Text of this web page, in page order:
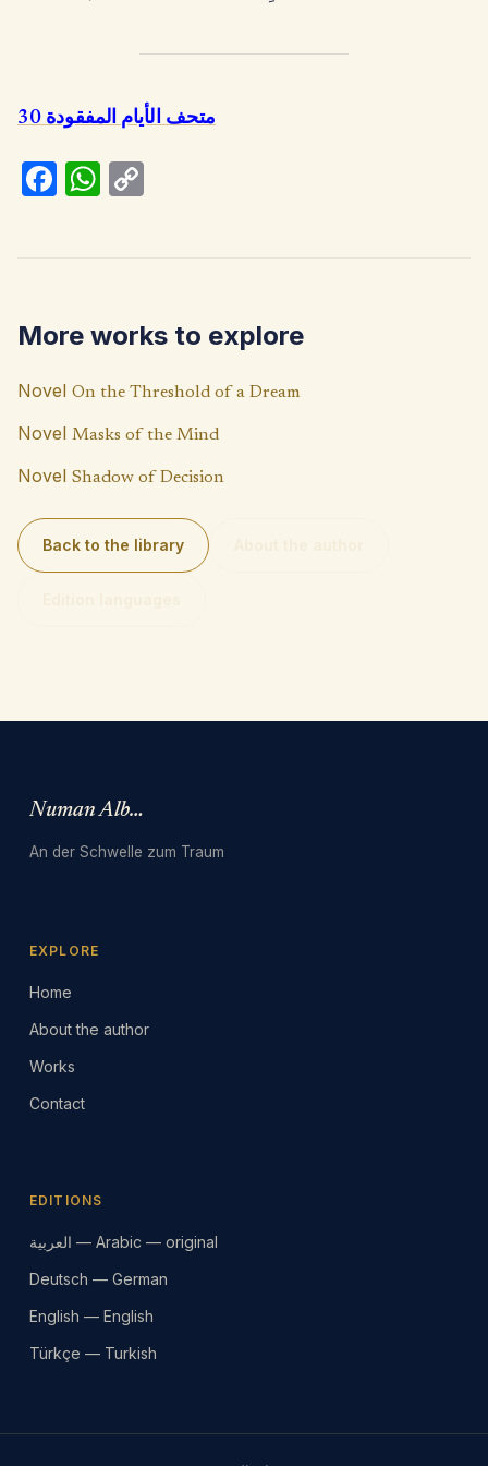
متحف الأيام المفقودة 30
Fa
k
W
p
p
Li
n
k
More works to explore
Novel On the Threshold of a Dream
Novel Masks of the Mind
Novel Shadow of Decision
Back to the library
Numan Albarbari
An der Schwelle zum Traum
EXPLORE
Home
About the author
Works
Contact
EDITIONS
العربية — Arabic — original
Deutsch — German
English — English
Türkçe — Turkish